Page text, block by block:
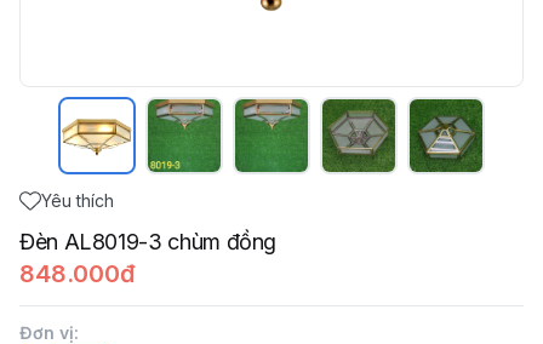
Yêu thích
Đèn AL8019-3 chùm đồng
848.000đ
Đơn vị: